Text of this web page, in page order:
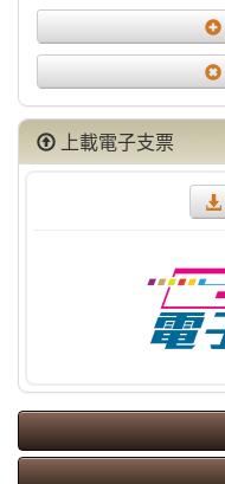
額
＄
上載電子支票